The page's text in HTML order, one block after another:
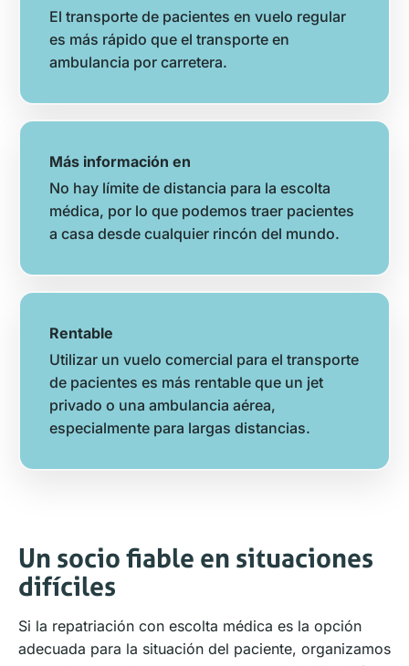
El transporte de pacientes en vuelo regular
es más rápido que el transporte en
ambulancia por carretera.
Más información en
No hay límite de distancia para la escolta
médica, por lo que podemos traer pacientes
a casa desde cualquier rincón del mundo.
Rentable
Utilizar un vuelo comercial para el transporte
de pacientes es más rentable que un jet
privado o una ambulancia aérea,
especialmente para largas distancias.
Un socio fiable en situaciones
difíciles
Si la repatriación con escolta médica es la opción
adecuada para la situación del paciente, organizamos